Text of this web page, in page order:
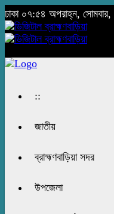
ঢাকা ০৭:৫৪ অপরাহ্ন, সোমবার,
::
জাতীয়
ব্রাহ্মণবাড়িয়া সদর
উপজেলা